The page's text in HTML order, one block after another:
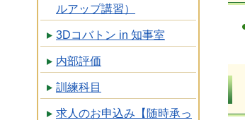
ルアップ講習）
3Dコバトン in 知事室
内部評価
訓練科目
求人のお申込み【随時承っ